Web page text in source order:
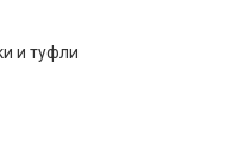
и туфли